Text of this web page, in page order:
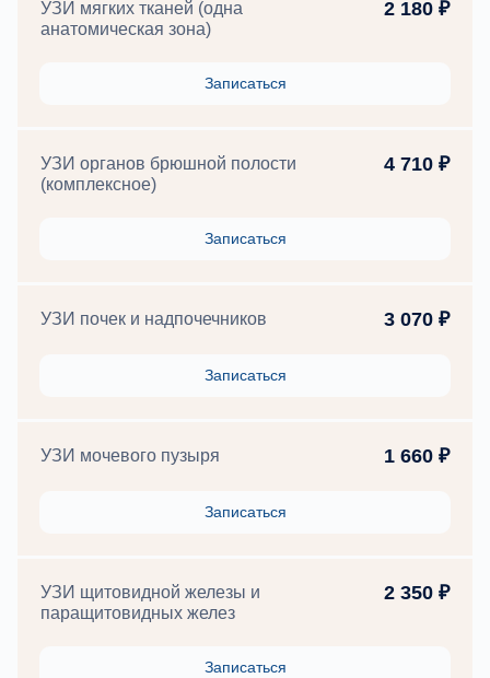
УЗИ мягких тканей (одна
анатомическая зона)
2 180 ₽
Записаться
УЗИ органов брюшной полости
(комплексное)
4 710 ₽
Записаться
УЗИ почек и надпочечников 3 070 ₽
Записаться
УЗИ мочевого пузыря 1 660 ₽
Записаться
УЗИ щитовидной железы и
паращитовидных желез
2 350 ₽
Записаться